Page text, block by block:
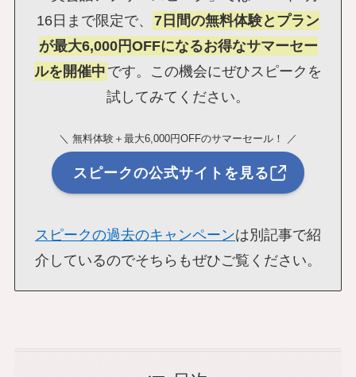
16日まで限定で、 7日間の無料体験とプラン
が最大6,000円OFFになるお得なサマーセー
ルを開催中 です。この機会にぜひスピークを
試してみてください。
＼ 無料体験＋最大6,000円OFFのサマーセール！ ／
スピークの公式サイトを見る
スピークの過去のキャンペーンは別記事で紹
介しているのでそちらもぜひご覧ください。